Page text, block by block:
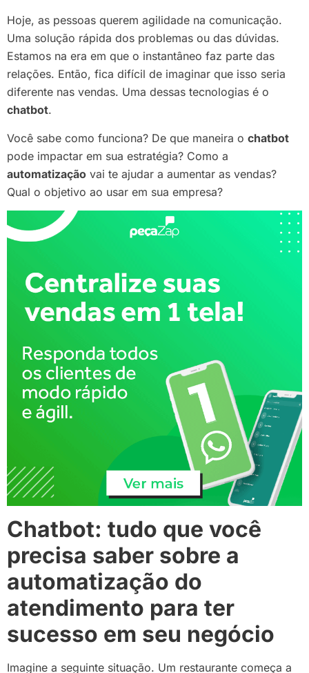
Hoje, as pessoas querem agilidade na comunicação.
Uma solução rápida dos problemas ou das dúvidas.
Estamos na era em que o instantâneo faz parte das
relações. Então, fica difícil de imaginar que isso seria
diferente nas vendas. Uma dessas tecnologias é o
chatbot.
Você sabe como funciona? De que maneira o chatbot
pode impactar em sua estratégia? Como a
automatização vai te ajudar a aumentar as vendas?
Qual o objetivo ao usar em sua empresa?
Chatbot: tudo que você
precisa saber sobre a
automatização do
atendimento para ter
sucesso em seu negócio
Imagine a seguinte situação. Um restaurante começa a